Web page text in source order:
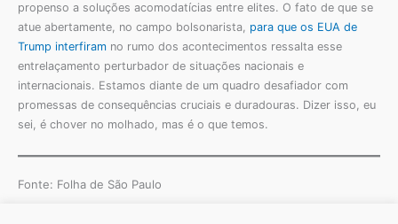
propenso a soluções acomodatícias entre elites. O fato de que se
atue abertamente, no campo bolsonarista, para que os EUA de
Trump interfiram no rumo dos acontecimentos ressalta esse
entrelaçamento perturbador de situações nacionais e
internacionais. Estamos diante de um quadro desafiador com
promessas de consequências cruciais e duradouras. Dizer isso, eu
sei, é chover no molhado, mas é o que temos.
Fonte: Folha de São Paulo